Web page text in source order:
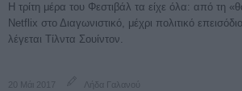
Η τρίτη μέρα του Φεστιβάλ τα είχε όλα: από τη
Netflix στο Διαγωνιστικό, μέχρι πολιτικό
λέγεται Τίλντα Σουίντον.
20 Μάι 2017 Λήδα Γαλανού